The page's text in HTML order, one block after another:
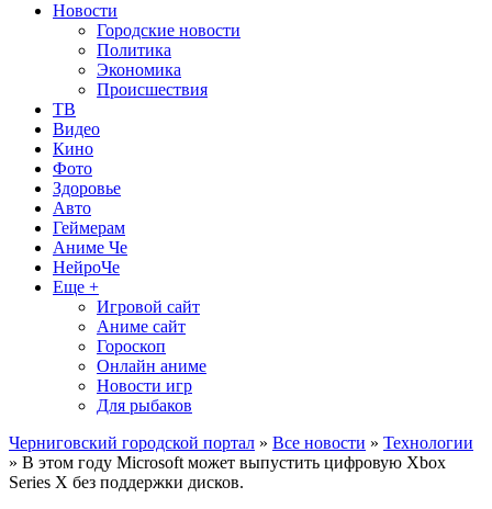
Новости
Городские новости
Политика
Экономика
Происшествия
ТВ
Видео
Кино
Фото
Здоровье
Авто
Геймерам
Аниме Че
НейроЧе
Еще +
Игровой сайт
Аниме сайт
Гороскоп
Онлайн аниме
Новости игр
Для рыбаков
Черниговский городской портал » Все новости » Технологии
» В этом году Microsoft может выпустить цифровую Xbox
Series X без поддержки дисков.